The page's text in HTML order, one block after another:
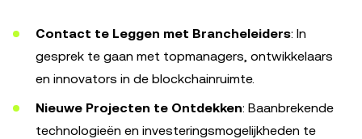
Contact te Leggen met Brancheleiders: In
gesprek te gaan met topmanagers, ontwikkelaars
en innovators in de blockchainruimte.
Nieuwe Projecten te Ontdekken: Baanbrekende
technologieën en investeringsmogelijkheden te